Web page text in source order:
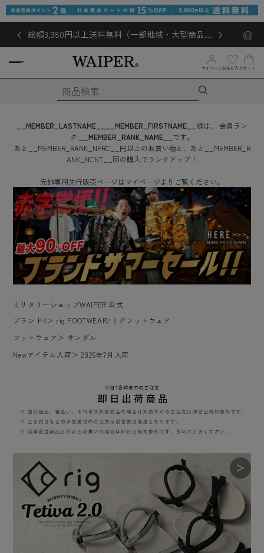
総額3,980円以上送料無料（一部地域・大型商品対
マイページ お気に入り カート
__MEMBER_LASTNAME__ __MEMBER_FIRSTNAME__ 様は、
会員ラン
ク: __MEMBER_RANK_NAME__ です。
あと
__MEMBER_RANK_NPRC__ 円以上のお買い物と、あと
__MEMBER_R
ANK_NCNT__ 回の購入でランクアップ！
元帥専用先行販売ページはマイページよりご覧ください。
ミリタリーショップWAIPER 公式
ブランド4＞ rig FOOTWEAR/リグフットウェア
フットウェア ＞ サンダル
Newアイテム入荷＞2026年7月入荷
＞